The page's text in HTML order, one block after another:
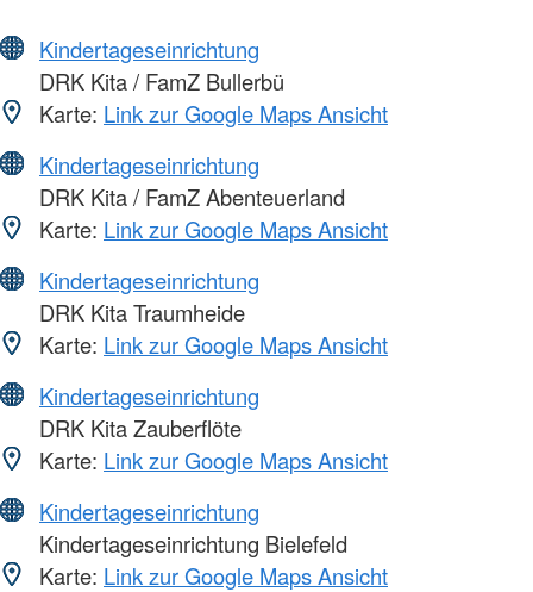
Kindertageseinrichtung
DRK Kita / FamZ Bullerbü
Karte: Link zur Google Maps Ansicht
Kindertageseinrichtung
DRK Kita / FamZ Abenteuerland
Karte: Link zur Google Maps Ansicht
Kindertageseinrichtung
DRK Kita Traumheide
Karte: Link zur Google Maps Ansicht
Kindertageseinrichtung
DRK Kita Zauberflöte
Karte: Link zur Google Maps Ansicht
Kindertageseinrichtung
Kindertageseinrichtung Bielefeld
Karte: Link zur Google Maps Ansicht